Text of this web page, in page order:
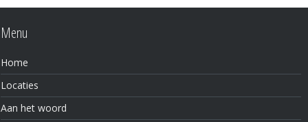
Menu
Home
Locaties
Aan het woord